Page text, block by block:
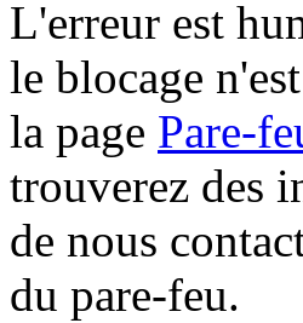
L'erreur est
le blocage
la page Pare-
trouverez des
de nous
du pare-feu.